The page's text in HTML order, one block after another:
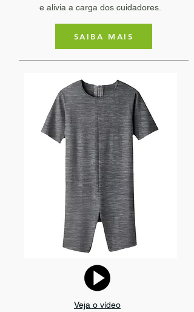
e alivia a carga dos cuidadores.
SAIBA MAIS
Veja o vídeo